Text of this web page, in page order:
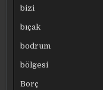
bizi
bıçak
bodrum
bölgesi
Borç